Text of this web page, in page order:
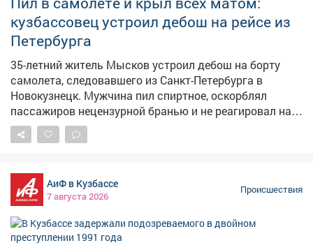
кузбассовец устроил дебош на рейсе из
Петербурга
35-летний житель Мысков устроил дебош на борту
самолета, следовавшего из Санкт-Петербурга в
Новокузнецк. Мужчина пил спиртное, оскорблял
пассажиров нецензурной бранью и не реагировал на
замечания экипажа. Сообщение о неадекватном
пассажире поступило в линейный пункт полиции в
рейсе, вылетевшем из Санкт-Петербурга.
Представитель авиакомпании отказал 35-летнему
жителю Мысков в дальнейшем перелете из-за его
поведения. Транспортные полицейские установили: в
ходе полета мужчина оскорблял окружающих с
АиФ в Кузбассе
7 августа 2026
Происшествия